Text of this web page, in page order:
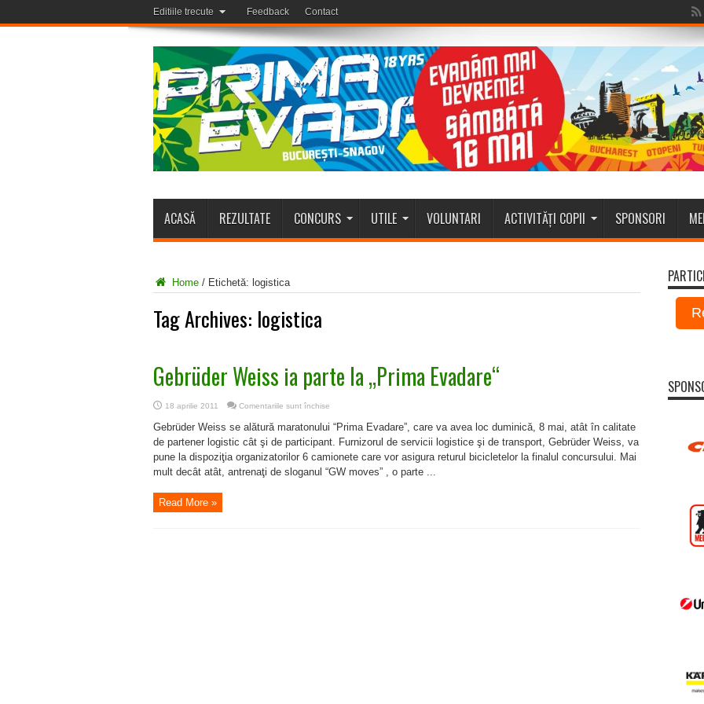
Editiile trecute Feedback Contact
ACASĂ REZULTATE CONCURS UTILE VOLUNTARI ACTIVITĂȚI COPII SPONSORI
Home / Etichetă: logistica
Tag Archives: logistica
Gebrüder Weiss ia parte la „Prima Evadare“
18 aprilie 2011 Comentariile sunt închisepentru
Weiss
ia
parte
la
„Prima
Gebrüder Weiss se alătură maratonului “Prima Evadare”, care va avea loc duminică, 8 mai, atât în calitate
de partener logistic cât şi de participant. Furnizorul de servicii logistice şi de transport, Gebrüder Weiss, va
pune la dispoziţia organizatorilor 6 camionete care vor asigura returul bicicletelor la finalul concursului. Mai
mult decât atât, antrenaţi de sloganul “GW moves” , o parte ...
Read More »